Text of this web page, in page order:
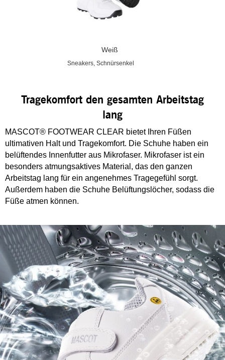
Weiß
Sneakers, Schnürsenkel
Tragekomfort den gesamten Arbeitstag
lang
MASCOT® FOOTWEAR CLEAR bietet Ihren Füßen
ultimativen Halt und Tragekomfort. Die Schuhe haben ein
belüftendes Innenfutter aus Mikrofaser. Mikrofaser ist ein
besonders atmungsaktives Material, das den ganzen
Arbeitstag lang für ein angenehmes Tragegefühl sorgt.
Außerdem haben die Schuhe Belüftungslöcher, sodass die
Füße atmen können.